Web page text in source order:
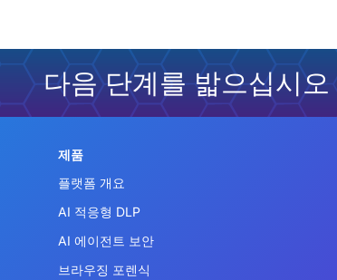
다음 단계를 밟으십시오
제품
플랫폼 개요
AI 적응형 DLP
AI 에이전트 보안
브라우징 포렌식